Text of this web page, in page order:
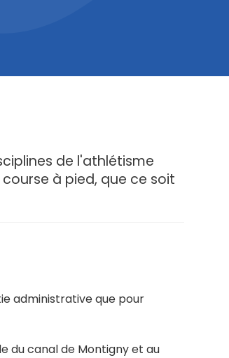
de l'athlétisme
à pied, que ce soit
administrative que pour
du canal de Montigny et au